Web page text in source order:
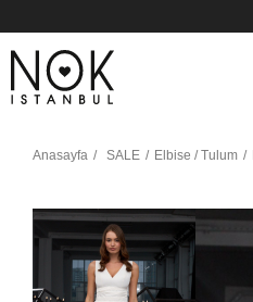
Anasayfa SALE Elbise / Tulum